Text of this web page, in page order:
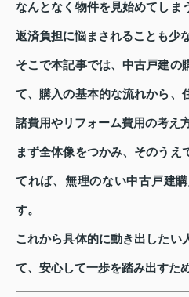
なんとなく物件を見始めてしま
返済負担に悩まされることも少
そこで本記事では、中古戸建の
て、購入の基本的な流れから、
諸費用やリフォーム費用の考え
まず全体像をつかみ、そのうえ
てれば、無理のない中古戸建
す。
これから具体的に動き出したい
て、安心して一歩を踏み出すた